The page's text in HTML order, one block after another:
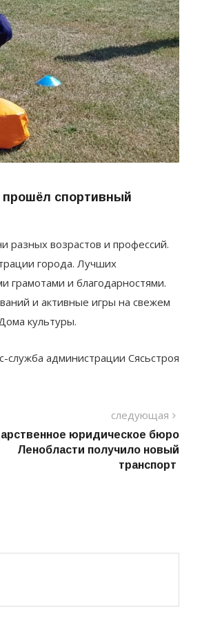
спортивный
разных возрастов и профессий.
города. Лучших
грамотами и благодарностями.
и активные игры на свежем
культуры.
служба администрации Сясьстроя
следующая
пост
юридическое бюро
Ленобласти получило новый
транспорт